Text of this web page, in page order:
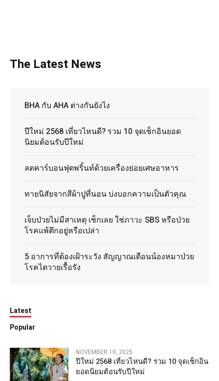
The Latest News
BHA กับ AHA ต่างกันยังไง
ปีใหม่ 2568 เที่ยวไหนดี? รวม 10 จุดเช็กอินยอด
นิยมต้อนรับปีใหม่
ลดคาร์บอนฟุตพริ้นท์ด้วยเครื่องย่อยเศษอาหาร
ทายนิสัยจากสีผ้าปูที่นอน บ่งบอกความเป็นตัวคุณ
เจ็บป่วยไม่มีสาเหตุ เช็กเลย ใช่ภาวะ SBS หรือป่วย
โรคแพ้ตึกอยู่หรือเปล่า
5 อาการที่ต้องเฝ้าระวัง สัญญาณเตือนน้องหมาป่วย
โรคไตวายเรื้อรัง
Latest
Popular
NOVEMBER 10, 2025
ปีใหม่ 2568 เที่ยวไหนดี? รวม 10 จุดเช็กอิน
ยอดนิยมต้อนรับปีใหม่